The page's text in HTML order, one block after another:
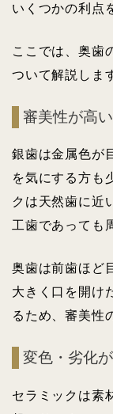
いくつかの利点
ここでは、奥歯
ついて解説しま
審美性が高い
銀歯は金属色が
を気にする方も
クは天然歯に近
工歯であっても
奥歯は前歯ほど
大きく口を開け
るため、審美性
変色・劣化
セラミックは素